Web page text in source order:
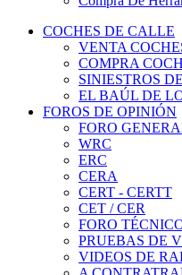
COCHES DE CALLE
VENTA
COMPRA
SINIESTROS
EL BAÚL DE
FOROS DE OPINIÓN
FORO
WRC
ERC
CERA
CERT - CERTT
CET / CER
FORO TÉCNICO
PRUEBAS DE
VIDEOS DE
A
TIENDA ONLINE